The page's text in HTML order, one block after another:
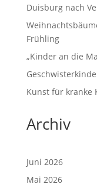
Duisburg nach
Frühling
„Kinder an die
Kunst für kranke
Archiv
Juni 2026
Mai 2026